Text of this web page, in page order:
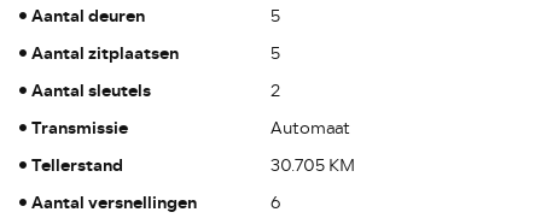
Aantal deuren 5
Aantal zitplaatsen 5
Aantal sleutels 2
Transmissie Automaat
Tellerstand 30.705 KM
Aantal versnellingen 6